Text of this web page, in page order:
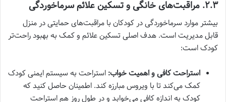
۲.۳. مراقبت‌های خانگی و تسکین علائم سرماخوردگی
بیشتر موارد سرماخوردگی در کودکان با مراقبت‌های حمایتی در منزل
قابل مدیریت است. هدف اصلی تسکین علائم و کمک به بهبود راحت‌تر
کودک است:
استراحت کافی و اهمیت خواب: استراحت به سیستم ایمنی کودک
کمک می‌کند تا با ویروس مبارزه کند. اطمینان حاصل کنید که
کودک به اندازه کافی می‌خوابد و در طول روز هم استراحت